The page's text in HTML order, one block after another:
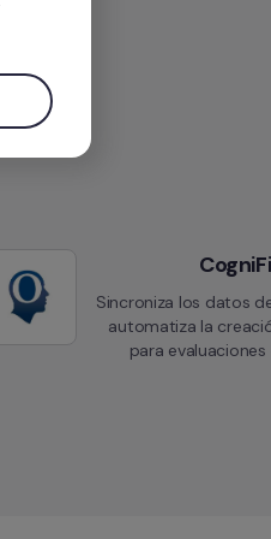
Sincroniza los datos
automatiza la
para